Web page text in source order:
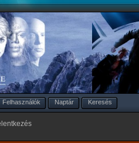
Felhasználók Naptár Keresés